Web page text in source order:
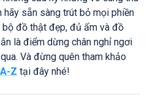
hãy sẵn sàng trút bỏ mọi phiền
bộ đồ thật đẹp, đủ ấm và đồ
là điểm dừng chân nghỉ ngơi
Và đừng quên tham khảo
Z tại đây nhé!